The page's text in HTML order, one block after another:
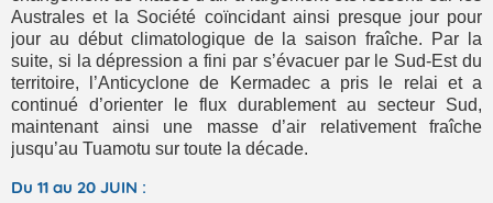
Australes et la Société coïncidant ainsi presque jour pour
jour au début climatologique de la saison fraîche. Par la
suite, si la dépression a fini par s’évacuer par le Sud-Est du
territoire, l’Anticyclone de Kermadec a pris le relai et a
continué d’orienter le flux durablement au secteur Sud,
maintenant ainsi une masse d’air relativement fraîche
jusqu’au Tuamotu sur toute la décade.
Du 11 au 20 JUIN :